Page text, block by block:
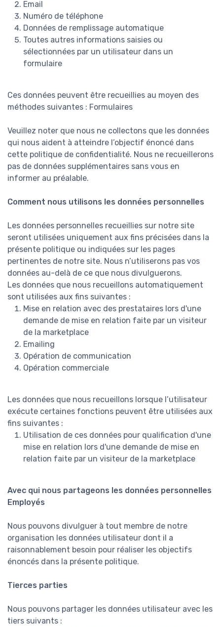
Email
Numéro de téléphone
Données de remplissage automatique
Toutes autres informations saisies ou
sélectionnées par un utilisateur dans un
formulaire
Ces données peuvent être recueillies au moyen des
méthodes suivantes : Formulaires
Veuillez noter que nous ne collectons que les données
qui nous aident à atteindre l’objectif énoncé dans
cette politique de confidentialité. Nous ne recueillerons
pas de données supplémentaires sans vous en
informer au préalable.
Comment nous utilisons les données personnelles
Les données personnelles recueillies sur notre site
seront utilisées uniquement aux fins précisées dans la
présente politique ou indiquées sur les pages
pertinentes de notre site. Nous n’utiliserons pas vos
données au-delà de ce que nous divulguerons.
Les données que nous recueillons automatiquement
sont utilisées aux fins suivantes :
Mise en relation avec des prestataires lors d'une
demande de mise en relation faite par un visiteur
de la marketplace
Emailing
Opération de communication
Opération commerciale
Les données que nous recueillons lorsque l’utilisateur
exécute certaines fonctions peuvent être utilisées aux
fins suivantes :
Utilisation de ces données pour qualification d'une
mise en relation lors d'une demande de mise en
relation faite par un visiteur de la marketplace
Avec qui nous partageons les données personnelles
Employés
Nous pouvons divulguer à tout membre de notre
organisation les données utilisateur dont il a
raisonnablement besoin pour réaliser les objectifs
énoncés dans la présente politique.
Tierces parties
Nous pouvons partager les données utilisateur avec les
tiers suivants :